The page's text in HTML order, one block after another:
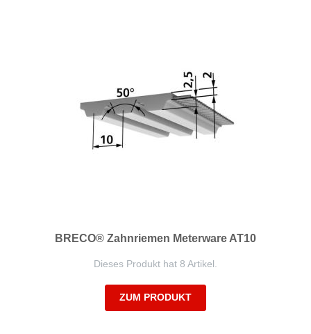
BRECO® Zahnriemen Meterware AT10
Dieses Produkt hat 8 Artikel.
ZUM PRODUKT